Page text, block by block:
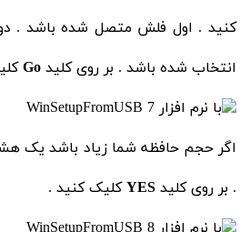
کنید . اول فلش متصل شده باشد .
انتخاب شده باشد . بر روی کلید Go
اگر حجم حافظه شما زیاد باشد یک
. بر روی کلید YESکلیک کنید .